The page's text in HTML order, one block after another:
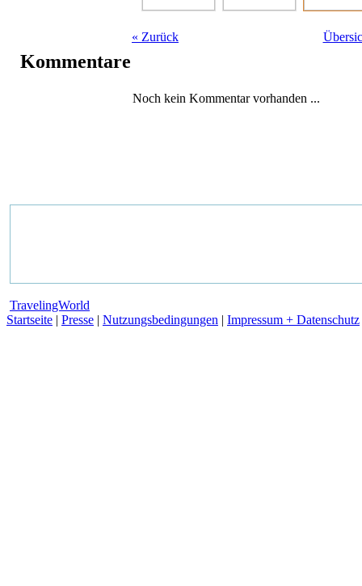
« Zurück
Kommentare
Noch kein Kommentar vorhanden ...
TravelingWorld
Startseite | Presse | Nutzungsbedingungen | Impressum + Datenschutz